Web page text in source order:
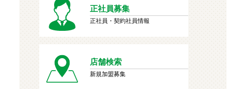
正社員募集
正社員・契約社員情報
店舗検索
新規加盟募集